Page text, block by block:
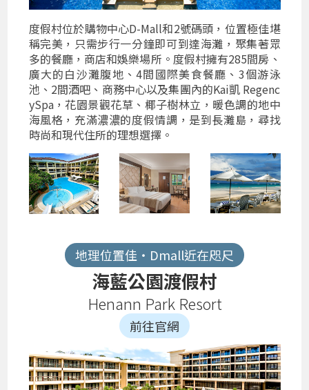
度假村位於購物中心D-Mall和2號碼頭，位置極佳堪
稱完美，只需步行一分鐘即可到達海灘，聚集著眾
多的餐廳，商店和娛樂場所。度假村擁有285間房、
廣大的白沙灘腹地、4間國際美食餐廳、3個游泳
池、2間酒吧、商務中心以及集團內的Kai凱 Regenc
ySpa，花園景觀花草、椰子樹林立，暖色調的地中
海風格，充滿濃濃的度假情調，是到長灘島，尋找
時尚和現代住所的理想選擇。
地理位置佳‧Dmall近在咫尺
海藍公園渡假村
Henann Park Resort
前往官網